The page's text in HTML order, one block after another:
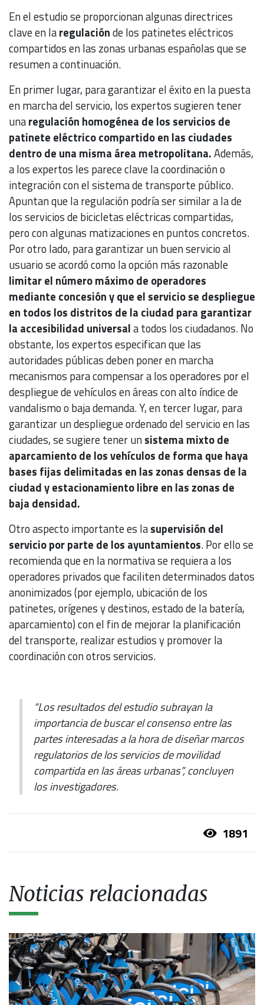
En el estudio se proporcionan algunas directrices
clave en laregulaciónde los patinetes eléctricos
compartidos en las zonas urbanas españolas que se
resumen a continuación.
En primer lugar, para garantizar el éxito en la puesta
en marcha del servicio, los expertos sugieren tener
unaregulación homogénea de los servicios de
patinete eléctrico compartido en las ciudades
dentro de una misma área metropolitana.Además,
a los expertos les parece clave la coordinación o
integración con el sistema de transporte público.
Apuntan que la regulación podría ser similar a la de
los servicios de bicicletas eléctricas compartidas,
pero con algunas matizaciones en puntos concretos.
Por otro lado, para garantizar un buen servicio al
usuario se acordó como la opción más razonable
limitar el número máximo de operadores
mediante concesión y que el servicio se despliegue
en todos los distritos de la ciudad para garantizar
la accesibilidad universala todos los ciudadanos. No
obstante, los expertos especifican que las
autoridades públicas deben poner en marcha
mecanismos para compensar a los operadores por el
despliegue de vehículos en áreas con alto índice de
vandalismo o baja demanda. Y, en tercer lugar, para
garantizar un despliegue ordenado del servicio en las
ciudades, se sugiere tener unsistema mixto de
aparcamiento de los vehículos de forma que haya
bases fijas delimitadas en las zonas densas de la
ciudad y estacionamiento libre en las zonas de
baja densidad.
Otro aspecto importante es lasupervisión del
servicio por parte de los ayuntamientos. Por ello se
recomienda que en la normativa se requiera a los
operadores privados que faciliten determinados datos
anonimizados (por ejemplo, ubicación de los
patinetes, orígenes y destinos, estado de la batería,
aparcamiento) con el fin de mejorar la planificación
del transporte, realizar estudios y promover la
coordinación con otros servicios.
“Los resultados del estudio subrayan la
importancia de buscar el consenso entre las
partes interesadas a la hora de diseñar marcos
regulatorios de los servicios de movilidad
compartida en las áreas urbanas”, concluyen
los investigadores.
1891
Noticias relacionadas